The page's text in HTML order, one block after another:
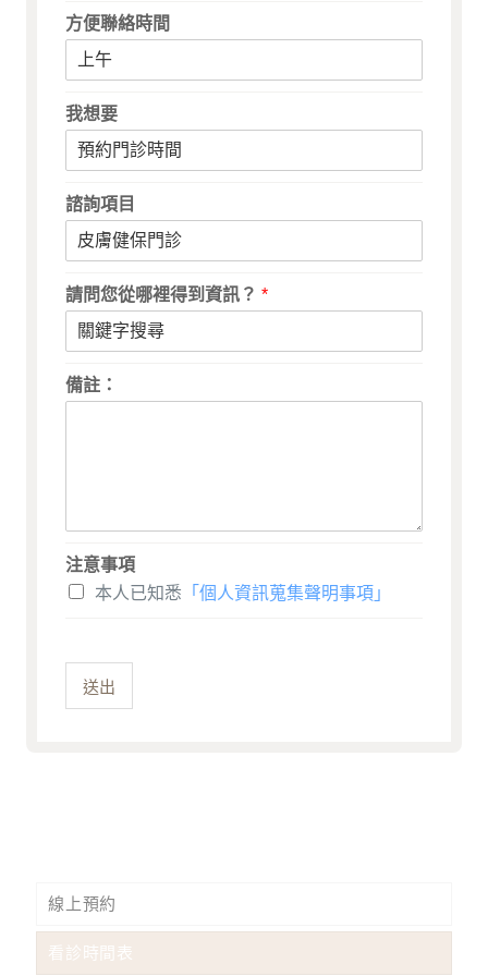
方便聯絡時間
我想要
諮詢項目
請問您從哪裡得到資訊？*
備註：
注意事項
本人已知悉 「個人資訊蒐集聲明事項」
送出
線上預約
看診時間表